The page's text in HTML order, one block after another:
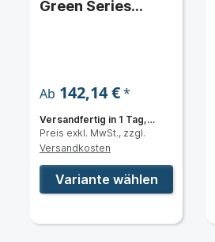
raue Umgebungen
Green Series
Ab 142,14 €*
Versandfertig in 1 Tag,
Lieferzeit 3 bis 5 Tage
Preis exkl. MwSt., zzgl.
Versandkosten
Variante wählen